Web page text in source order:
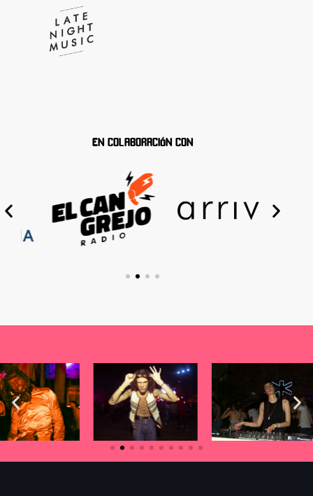
EN COLABORACIÓN CON